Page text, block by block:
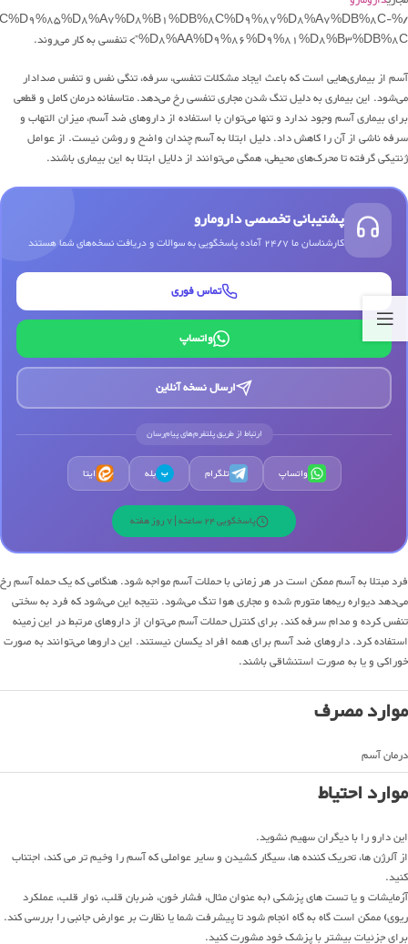
%D8%AA%D9%86%D9%81%D8%B3%DB%8C”> تنفسی به کار می‌روند.
آسم از بیماری‌هایی است که باعث ایجاد مشکلات تنفسی، سرفه، تنگی نفس و تنفس صدادار
می‌شود. این بیماری به دلیل تنگ شدن مجاری تنفسی رخ می‌دهد. متاسفانه درمان کامل و قطعی
برای بیماری آسم وجود ندارد و تنها می‌توان با استفاده از داروهای ضد آسم، میزان التهاب و
سرفه ناشی از آن را کاهش داد. دلیل ابتلا به آسم چندان واضح و روشن نیست. از عوامل
ژنتیکی گرفته تا محرک‌های محیطی، همگی می‌توانند از دلایل ابتلا به این بیماری باشند.
پشتیبانی تخصصی دارومارو
کارشناسان ما 24/7 آماده پاسخگویی به سوالات و دریافت نسخه‌های شما هستند
تماس فوری
واتساپ
ارسال نسخه آنلاین
ارتباط از طریق پلتفرم‌های پیام‌رسان
واتساپ تلگرام ب بله ایتا
پاسخگویی 24 ساعته | 7 روز هفته
فرد مبتلا به آسم ممکن است در هر زمانی با حملات آسم مواجه شود. هنگامی که یک حمله آسم رخ
می‌دهد دیواره ریه‌ها متورم شده و مجاری هوا تنگ می‌شود. نتیجه این می‌شود که فرد به سختی
تنفس کرده و مدام سرفه کند. برای کنترل حملات آسم می‌توان از داروهای مرتبط در این زمینه
استفاده کرد. داروهای ضد آسم برای همه افراد یکسان نیستند. این داروها می‌توانند به صورت
خوراکی و یا به صورت استنشاقی باشند.
موارد مصرف
درمان آسم
موارد احتیاط
این دارو را با دیگران سهیم نشوید.
از آلرژن ها، تحریک کننده ها، سیگار کشیدن و سایر عواملی که آسم را وخیم تر می کند، اجتناب
کنید.
آزمایشات و یا تست های پزشکی (به عنوان مثال، فشار خون، ضربان قلب، نوار قلب، عملکرد
ریوی) ممکن است گاه به گاه انجام شود تا پیشرفت شما یا نظارت بر عوارض جانبی را بررسی کند.
برای جزئیات بیشتر با پزشک خود مشورت کنید.